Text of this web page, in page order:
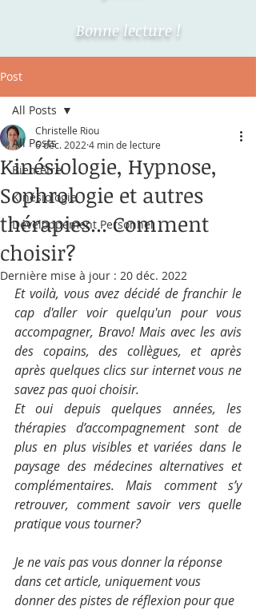
Bonne lecture !
Post
All Posts
Bien-être
Kinésiologie
Développement Personnel
All Posts
Kinésiologie, Hypnose,
Sophrologie et autres
thérapies... Comment
choisir?
Christelle Riou
6 déc. 2022 4 min de lecture
Dernière mise à jour : 20 déc. 2022
Et voilà, vous avez décidé de franchir le
cap d'aller voir quelqu'un pour vous
accompagner, Bravo! Mais avec les avis
des copains, des collègues, et après
après quelques clics sur internet vous ne
savez pas quoi choisir.
Et oui depuis quelques années, les
thérapies d’accompagnement sont de
plus en plus visibles et variées dans le
paysage des médecines alternatives et
complémentaires. Mais comment s’y
retrouver, comment savoir vers quelle
pratique vous tourner?
Je ne vais pas vous donner la réponse
dans cet article, uniquement vous
donner des pistes de réflexion pour que